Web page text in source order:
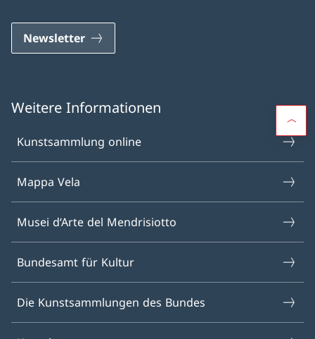
Newsletter
Weitere Informationen
Kunstsammlung online
Mappa Vela
Musei d‘Arte del Mendrisiotto
Bundesamt für Kultur
Die Kunstsammlungen des Bundes